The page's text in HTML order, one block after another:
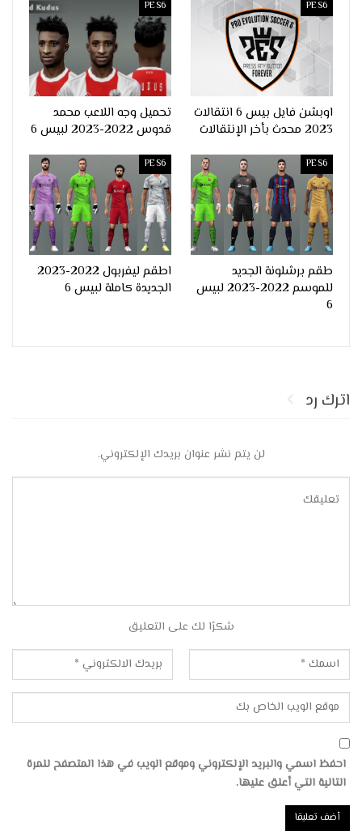
PES6
اوبشن فايل بيس 6 انتقالات
2023 محدث بأخر الإنتقالات
PES6
تحميل وجه اللاعب محمد
قدوس 2022-2023 لبيس 6
PES6
طقم برشلونة الجديد
للموسم 2022-2023 لبيس
6
PES6
اطقم ليفربول 2022-2023
الجديدة كاملة لبيس 6
اترك رد
لن يتم نشر عنوان بريدك الإلكتروني.
شكرًا لك على التعليق
احفظ اسمي والبريد الإلكتروني وموقع الويب في هذا المتصفح للمرة
التالية التي أعلق عليها.